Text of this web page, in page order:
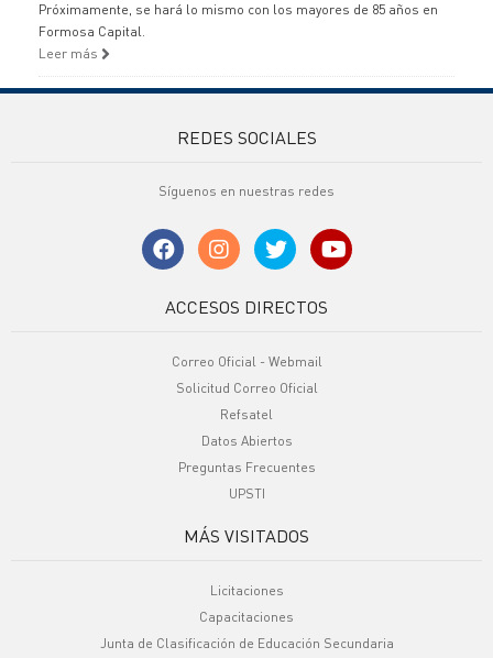
Próximamente, se hará lo mismo con los mayores de 85 años en
Formosa Capital.
Leer más
REDES SOCIALES
Síguenos en nuestras redes
ACCESOS DIRECTOS
Correo Oficial - Webmail
Solicitud Correo Oficial
Refsatel
Datos Abiertos
Preguntas Frecuentes
UPSTI
MÁS VISITADOS
Licitaciones
Capacitaciones
Junta de Clasificación de Educación Secundaria